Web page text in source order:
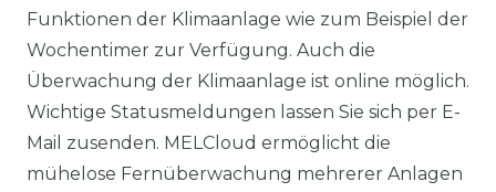
Funktionen der Klimaanlage wie zum Beispiel der
Wochentimer zur Verfügung. Auch die
Überwachung der Klimaanlage ist online möglich.
Wichtige Statusmeldungen lassen Sie sich per E-
Mail zusenden. MELCloud ermöglicht die
mühelose Fernüberwachung mehrerer Anlagen